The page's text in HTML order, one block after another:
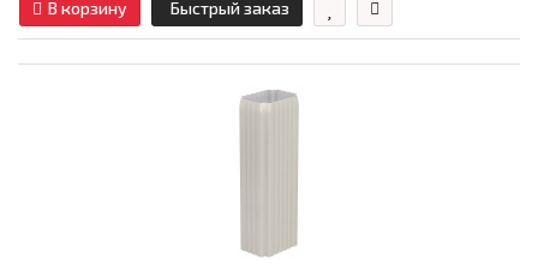
В корзину Быстрый заказ